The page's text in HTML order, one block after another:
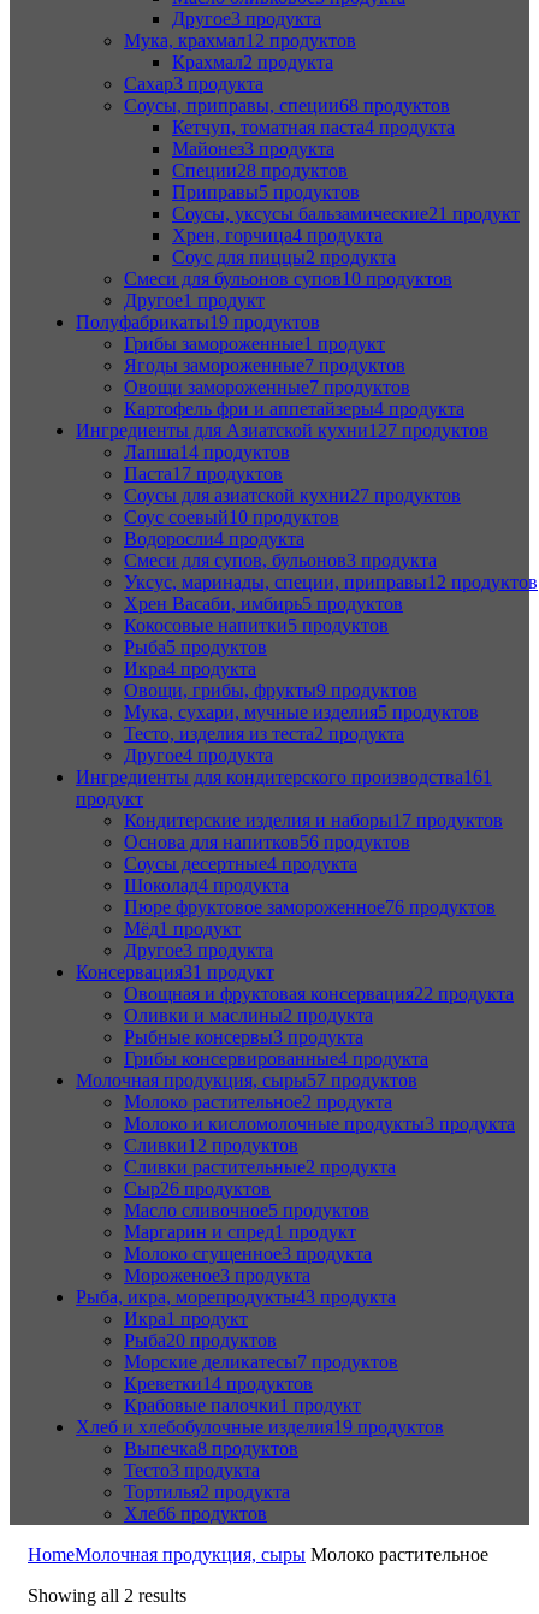
Другое3 продукта
Мука, крахмал12 продуктов
Крахмал2 продукта
Сахар3 продукта
Соусы, приправы, специи68 продуктов
Кетчуп, томатная паста4 продукта
Майонез3 продукта
Специи28 продуктов
Приправы5 продуктов
Соусы, уксусы бальзамические21 продукт
Хрен, горчица4 продукта
Соус для пиццы2 продукта
Смеси для бульонов супов10 продуктов
Другое1 продукт
Полуфабрикаты19 продуктов
Грибы замороженные1 продукт
Ягоды замороженные7 продуктов
Овощи замороженные7 продуктов
Картофель фри и аппетайзеры4 продукта
Ингредиенты для Азиатской кухни127 продуктов
Лапша14 продуктов
Паста17 продуктов
Соусы для азиатской кухни27 продуктов
Соус соевый10 продуктов
Водоросли4 продукта
Смеси для супов, бульонов3 продукта
Уксус, маринады, специи, приправы12 продуктов
Хрен Васаби, имбирь5 продуктов
Кокосовые напитки5 продуктов
Рыба5 продуктов
Икра4 продукта
Овощи, грибы, фрукты9 продуктов
Мука, сухари, мучные изделия5 продуктов
Тесто, изделия из теста2 продукта
Другое4 продукта
Ингредиенты для кондитерского производства161
продукт
Кондитерские изделия и наборы17 продуктов
Основа для напитков56 продуктов
Соусы десертные4 продукта
Шоколад4 продукта
Пюре фруктовое замороженное76 продуктов
Мёд1 продукт
Другое3 продукта
Консервация31 продукт
Овощная и фруктовая консервация22 продукта
Оливки и маслины2 продукта
Рыбные консервы3 продукта
Грибы консервированные4 продукта
Молочная продукция, сыры57 продуктов
Молоко растительное2 продукта
Молоко и кисломолочные продукты3 продукта
Сливки12 продуктов
Сливки растительные2 продукта
Сыр26 продуктов
Масло сливочное5 продуктов
Маргарин и спред1 продукт
Молоко сгущенное3 продукта
Мороженое3 продукта
Рыба, икра, морепродукты43 продукта
Икра1 продукт
Рыба20 продуктов
Морские деликатесы7 продуктов
Креветки14 продуктов
Крабовые палочки1 продукт
Хлеб и хлебобулочные изделия19 продуктов
Выпечка8 продуктов
Тесто3 продукта
Тортилья2 продукта
Хлеб6 продуктов
HomeМолочная продукция, сыры Молоко растительное
Showing all 2 results